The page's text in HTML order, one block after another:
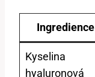
Ingredience
Kyselina
hyaluronová